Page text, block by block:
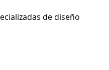
de diseño